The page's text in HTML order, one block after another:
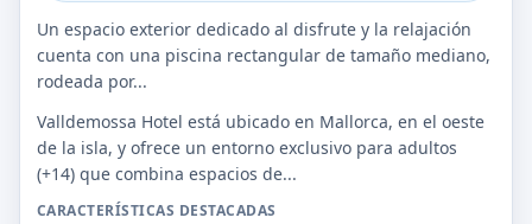
Un espacio exterior dedicado al disfrute y la relajación
cuenta con una piscina rectangular de tamaño mediano,
rodeada por...
Valldemossa Hotel está ubicado en Mallorca, en el oeste
de la isla, y ofrece un entorno exclusivo para adultos
(+14) que combina espacios de...
CARACTERÍSTICAS DESTACADAS